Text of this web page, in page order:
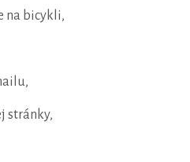
na bicykli,
stránky,